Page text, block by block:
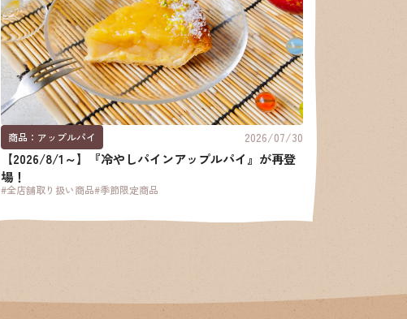
商品：アップルパイ 2026/07/30
【2026/8/1～】『冷やしパインアップルパイ』が再登
場！
#全店舗取り扱い商品#季節限定商品